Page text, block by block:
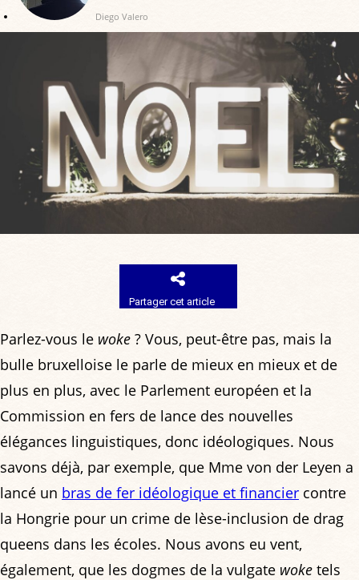
Diego Valero
Partager cet article
Parlez-vous le woke ? Vous, peut-être pas, mais la
bulle bruxelloise le parle de mieux en mieux et de
plus en plus, avec le Parlement européen et la
Commission en fers de lance des nouvelles
élégances linguistiques, donc idéologiques. Nous
savons déjà, par exemple, que Mme von der Leyen a
lancé un bras de fer idéologique et financier contre
la Hongrie pour un crime de lèse-inclusion de drag
queens dans les écoles. Nous avons eu vent,
également, que les dogmes de la vulgate woke tels